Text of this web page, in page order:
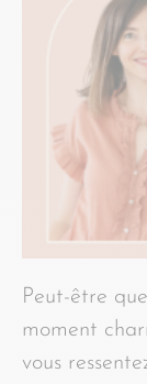
Peut-être
moment
vous